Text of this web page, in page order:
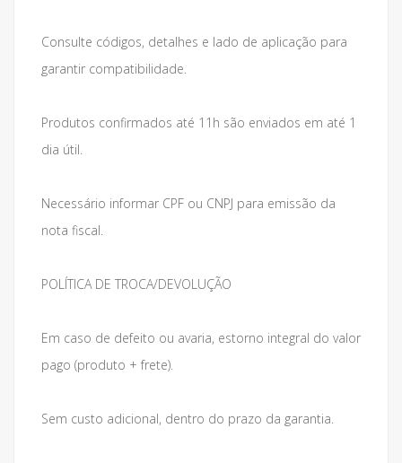
Consulte códigos, detalhes e lado de aplicação para
garantir compatibilidade.
Produtos confirmados até 11h são enviados em até 1
dia útil.
Necessário informar CPF ou CNPJ para emissão da
nota fiscal.
POLÍTICA DE TROCA/DEVOLUÇÃO
Em caso de defeito ou avaria, estorno integral do valor
pago (produto + frete).
Sem custo adicional, dentro do prazo da garantia.